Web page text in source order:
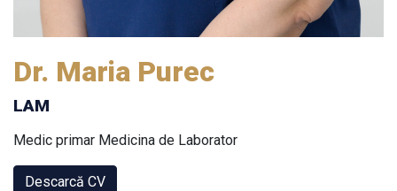
Dr. Maria Purec
LAM
Medic primar Medicina de Laborator
Descarcă CV